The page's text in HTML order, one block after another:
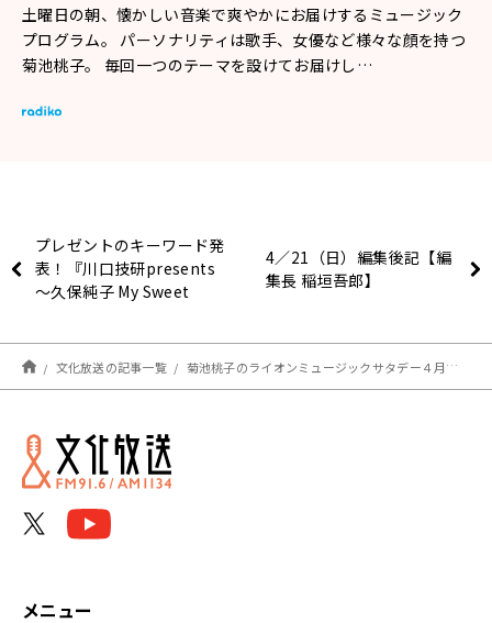
土曜日の朝、懐かしい音楽で爽やかにお届けするミュージック
プログラム。 パーソナリティは歌手、女優など様々な顔を持つ
菊池桃子。 毎回一つのテーマを設けてお届けし…
プレゼントのキーワード発
表！『川口技研presents
～久保純子 My Sweet
4／21（日）編集後記【編
集長 稲垣吾郎】
文化放送の記事一覧 菊池桃子のライオンミュージックサタデー４月２０日は“最初のヒットソングコレクション”をお送りしました！
メニュー